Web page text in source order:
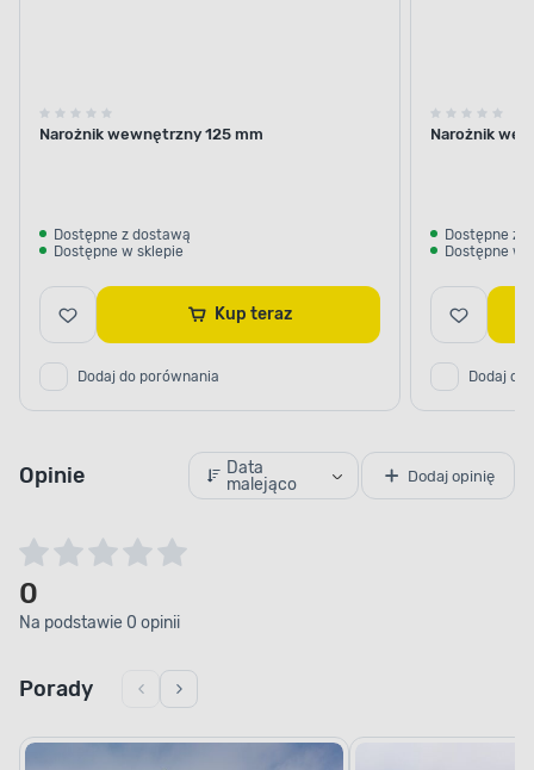
Narożnik wewnętrzny 125 mm
Dostępne z dostawą
Dostępne w sklepie
Kup teraz
Dodaj do porównania
Narożnik
Dostępne z
Dostępne w
Dodaj do
Opinie
Data
malejąco
Dodaj opinię
0
Na podstawie 0 opinii
Porady